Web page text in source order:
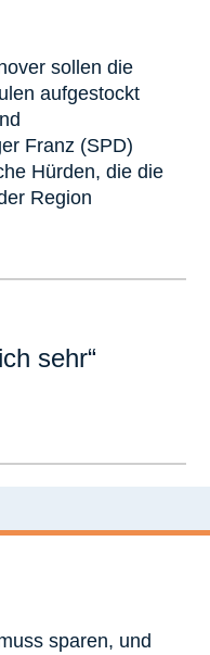
sollen die
aufgestockt
Franz (SPD)
Hürden, die die
Region
sehr“
sparen, und